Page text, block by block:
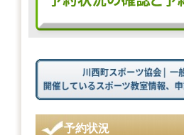
予約状況